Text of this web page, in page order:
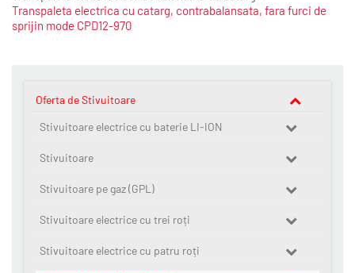
Transpaleta electrica cu catarg, contrabalansata, fara furci de
sprijin mode CPD12-970
Oferta de Stivuitoare
Stivuitoare electrice cu baterie LI-ION
Stivuitoare
Stivuitoare pe gaz (GPL)
Stivuitoare electrice cu trei roți
Stivuitoare electrice cu patru roți